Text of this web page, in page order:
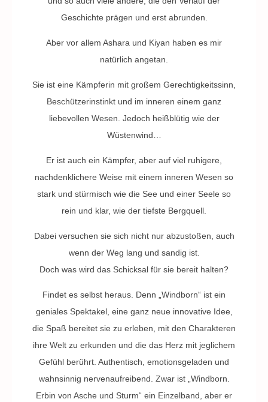
Geschichte prägen und erst abrunden.
Aber vor allem Ashara und Kiyan haben es mir
natürlich angetan.
Sie ist eine Kämpferin mit großem Gerechtigkeitssinn,
Beschützerinstinkt und im inneren einem ganz
liebevollen Wesen. Jedoch heißblütig wie der
Wüstenwind…
Er ist auch ein Kämpfer, aber auf viel ruhigere,
nachdenklichere Weise mit einem inneren Wesen so
stark und stürmisch wie die See und einer Seele so
rein und klar, wie der tiefste Bergquell.
Dabei versuchen sie sich nicht nur abzustoßen, auch
wenn der Weg lang und sandig ist.
Doch was wird das Schicksal für sie bereit halten?
Findet es selbst heraus. Denn „Windborn“ ist ein
geniales Spektakel, eine ganz neue innovative Idee,
die Spaß bereitet sie zu erleben, mit den Charakteren
ihre Welt zu erkunden und die das Herz mit jeglichem
Gefühl berührt. Authentisch, emotionsgeladen und
wahnsinnig nervenaufreibend. Zwar ist „Windborn.
Erbin von Asche und Sturm“ ein Einzelband, aber er